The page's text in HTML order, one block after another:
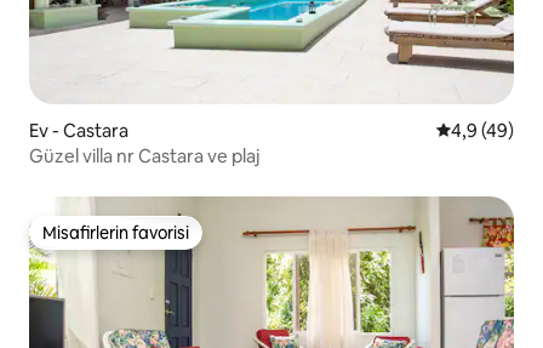
Ev - Castara 5 üzerinden
4,9 (49)
Güzel villa nr Castara ve plaj
Misafirlerin favorisi
Misafirlerin favorisi